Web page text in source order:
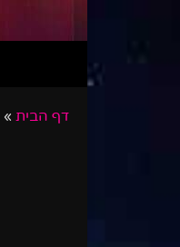
דף הבית »